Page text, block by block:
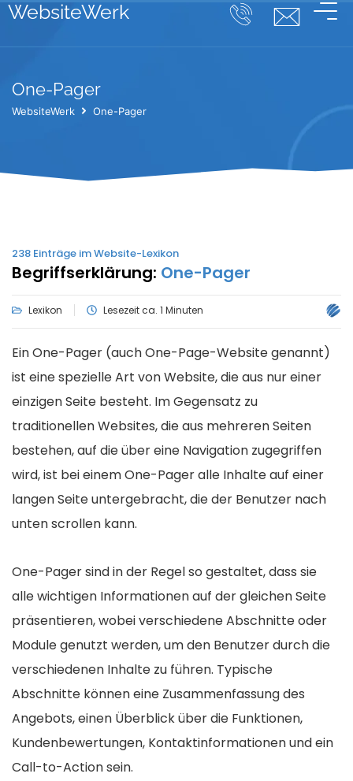
WebsiteWerk
One-Pager
WebsiteWerk One-Pager
238 Einträge im Website-Lexikon
Begriffserklärung: One-Pager
Lexikon Lesezeit ca. 1 Minuten
Ein One-Pager (auch One-Page-Website genannt)
ist eine spezielle Art von Website, die aus nur einer
einzigen Seite besteht. Im Gegensatz zu
traditionellen Websites, die aus mehreren Seiten
bestehen, auf die über eine Navigation zugegriffen
wird, ist bei einem One-Pager alle Inhalte auf einer
langen Seite untergebracht, die der Benutzer nach
unten scrollen kann.
One-Pager sind in der Regel so gestaltet, dass sie
alle wichtigen Informationen auf der gleichen Seite
präsentieren, wobei verschiedene Abschnitte oder
Module genutzt werden, um den Benutzer durch die
verschiedenen Inhalte zu führen. Typische
Abschnitte können eine Zusammenfassung des
Angebots, einen Überblick über die Funktionen,
Kundenbewertungen, Kontaktinformationen und ein
Call-to-Action sein.